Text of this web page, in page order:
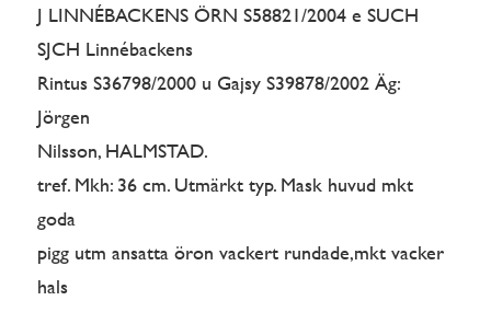
J LINNÉBACKENS ÖRN S58821/2004 e SUCH
SJCH Linnébackens
Rintus S36798/2000 u Gajsy S39878/2002 Äg:
Jörgen
Nilsson, HALMSTAD.
tref. Mkh: 36 cm. Utmärkt typ. Mask huvud mkt
goda
pigg utm ansatta öron vackert rundade,mkt vacker
hals